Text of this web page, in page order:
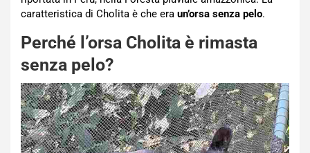
caratteristica di Cholita è che era un’orsa senza pelo.
Perché l’orsa Cholita è rimasta
senza pelo?